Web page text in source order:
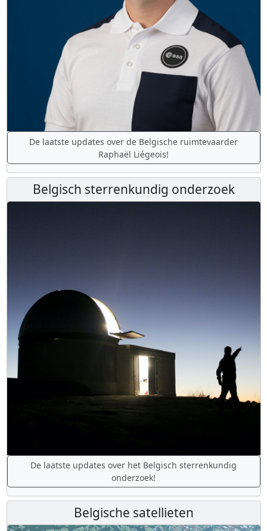
De laatste updates over de Belgische ruimtevaarder
Raphaël Liégeois!
Belgisch sterrenkundig onderzoek
De laatste updates over het Belgisch sterrenkundig
onderzoek!
Belgische satellieten